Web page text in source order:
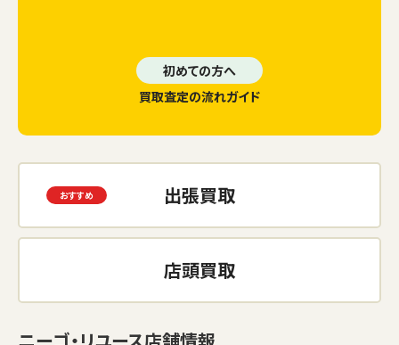
初めての方へ
買取査定の流れガイド
出張買取
店頭買取
ニーゴ・リユース店舗情報